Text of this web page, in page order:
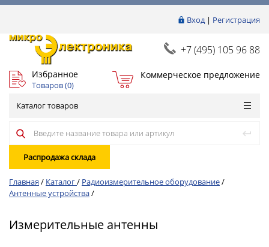
Вход| Регистрация
+7 (495) 105 96 88
Избранное
Товаров (0)
Коммерческое предложение
Каталог товаров
Распродажа склада
Главная / Каталог/ Радиоизмерительное оборудование/
Антенные устройства/
Измерительные антенны